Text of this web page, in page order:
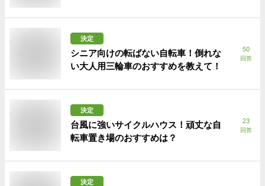
決定
シニア向けの転ばない自転車！倒れな
い大人用三輪車のおすすめを教えて！
50
回答
決定
台風に強いサイクルハウス！頑丈な自
転車置き場のおすすめは？
23
回答
決定